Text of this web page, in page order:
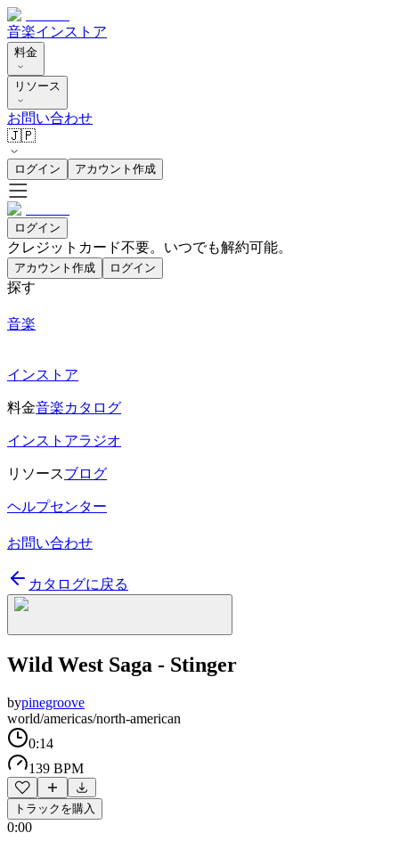
音楽インストア
料金
リソース
お問い合わせ
🇯🇵
ログイン アカウント作成
ログイン
クレジットカード不要。いつでも解約可能。
アカウント作成 ログイン
探す
音楽
インストア
料金音楽カタログ
インストアラジオ
リソースブログ
ヘルプセンター
お問い合わせ
カタログに戻る
Wild West Saga - Stinger
bypinegroove
world/americas/north-american
0:14
139 BPM
トラックを購入
0:00